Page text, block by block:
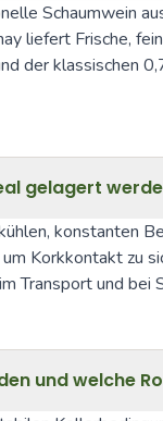
Schaumwein
liefert Frische,
der klassischen
gelagert
konstanten
Korkkontakt zu
Transport und
und welche